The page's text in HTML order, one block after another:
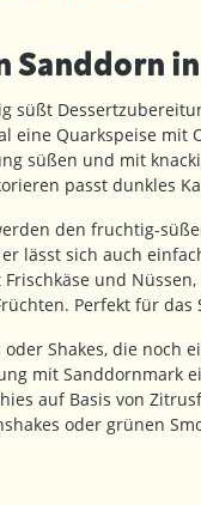
Sanddorn
süßt
eine Quarkspeise
süßen und mit
passt dunkles
den fruchtig-
lässt sich auch
und
Perfekt für das
Shakes, die noch
mit Sanddornmark
auf Basis von
oder grünen